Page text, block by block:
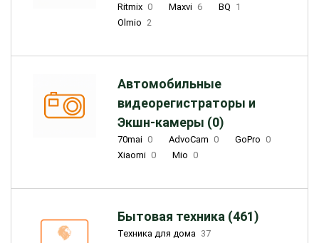
Ritmix 0 Maxvi 6 BQ 1
Olmio 2
Автомобильные
видеорегистраторы и
Экшн-камеры (0)
70mai 0 AdvoCam 0 GoPro 0
Xiaomi 0 Mio 0
Бытовая техника (461)
Техника для дома 37